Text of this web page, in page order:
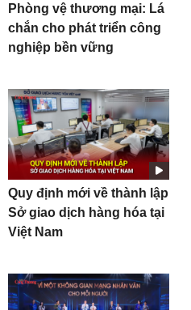
Phòng vệ thương mại: Lá
chắn cho phát triển công
nghiệp bền vững
Quy định mới về thành lập
Sở giao dịch hàng hóa tại
Việt Nam